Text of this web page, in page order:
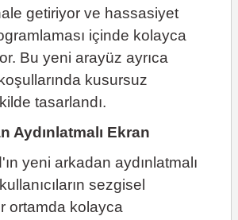
getiriyor ve hassasiyet
içinde kolayca
Bu yeni arayüz ayrıca
kusursuz
tasarlandı.
Aydınlatmalı Ekran
yeni arkadan aydınlatmalı
sezgisel
ortamda kolayca